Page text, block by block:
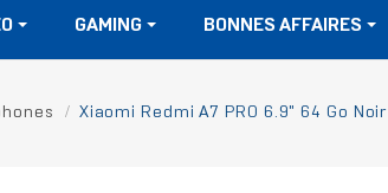
GAMING BONNES AFFAIRES
Xiaomi Redmi A7 PRO 6.9" 64 Go Noir